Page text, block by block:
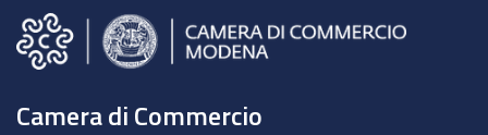
Camera di Commercio